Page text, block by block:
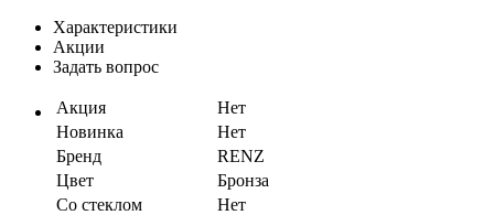
Характеристики
Акции
Задать вопрос
Акция
Нет
Новинка
Нет
Бренд
RENZ
Цвет
Бронза
Со стеклом
Нет